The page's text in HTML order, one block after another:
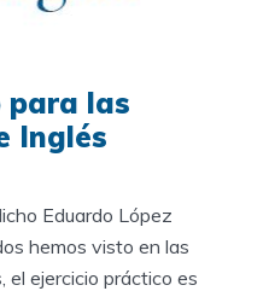
para las
Inglés
Eduardo López
hemos visto en las
el ejercicio práctico es